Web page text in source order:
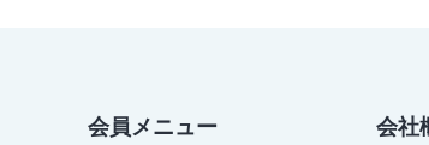
会員メニュー 会社